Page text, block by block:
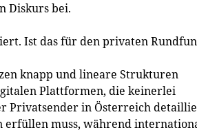
Diskurs bei.
Ist das für den privaten
knapp und lineare Strukturen
Plattformen, die keinerlei
Privatsender in Österreich
erfüllen muss, während